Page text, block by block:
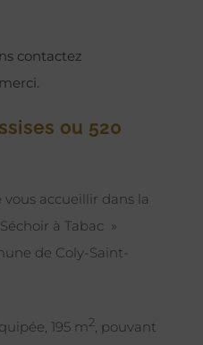
contactez
ou 520
vous accueillir dans la
à Tabac »
de Coly-Saint-
195 m2, pouvant